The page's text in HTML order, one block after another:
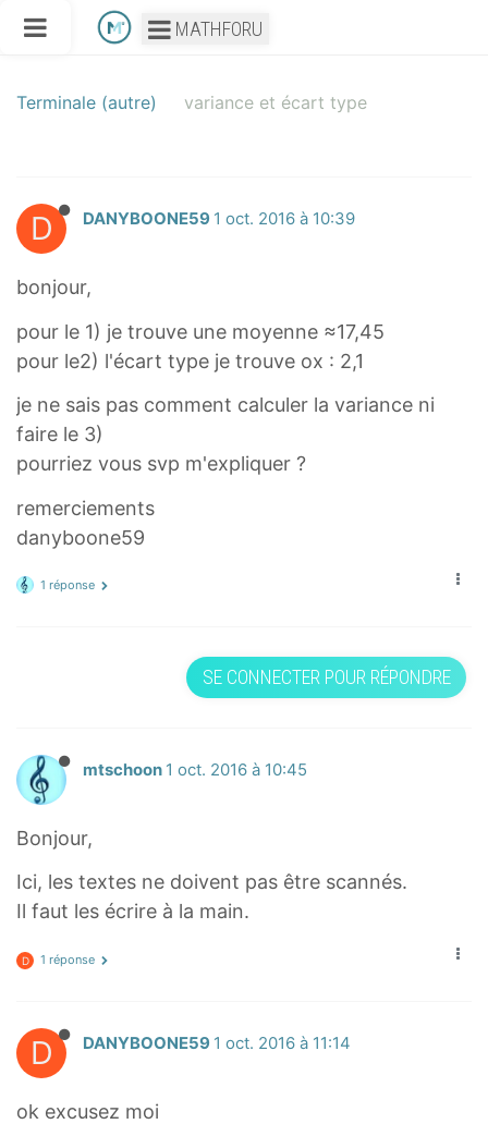
MATHFORU
Terminale (autre) variance et écart type
D DANYBOONE59 1 oct. 2016 à 10:39
bonjour,
pour le 1) je trouve une moyenne ≈17,45
pour le2) l'écart type je trouve ox : 2,1
je ne sais pas comment calculer la variance ni
faire le 3)
pourriez vous svp m'expliquer ?
remerciements
danyboone59
1 réponse
SE CONNECTER POUR RÉPONDRE
mtschoon 1 oct. 2016 à 10:45
Bonjour,
Ici, les textes ne doivent pas être scannés.
Il faut les écrire à la main.
D 1 réponse
D DANYBOONE59 1 oct. 2016 à 11:14
ok excusez moi